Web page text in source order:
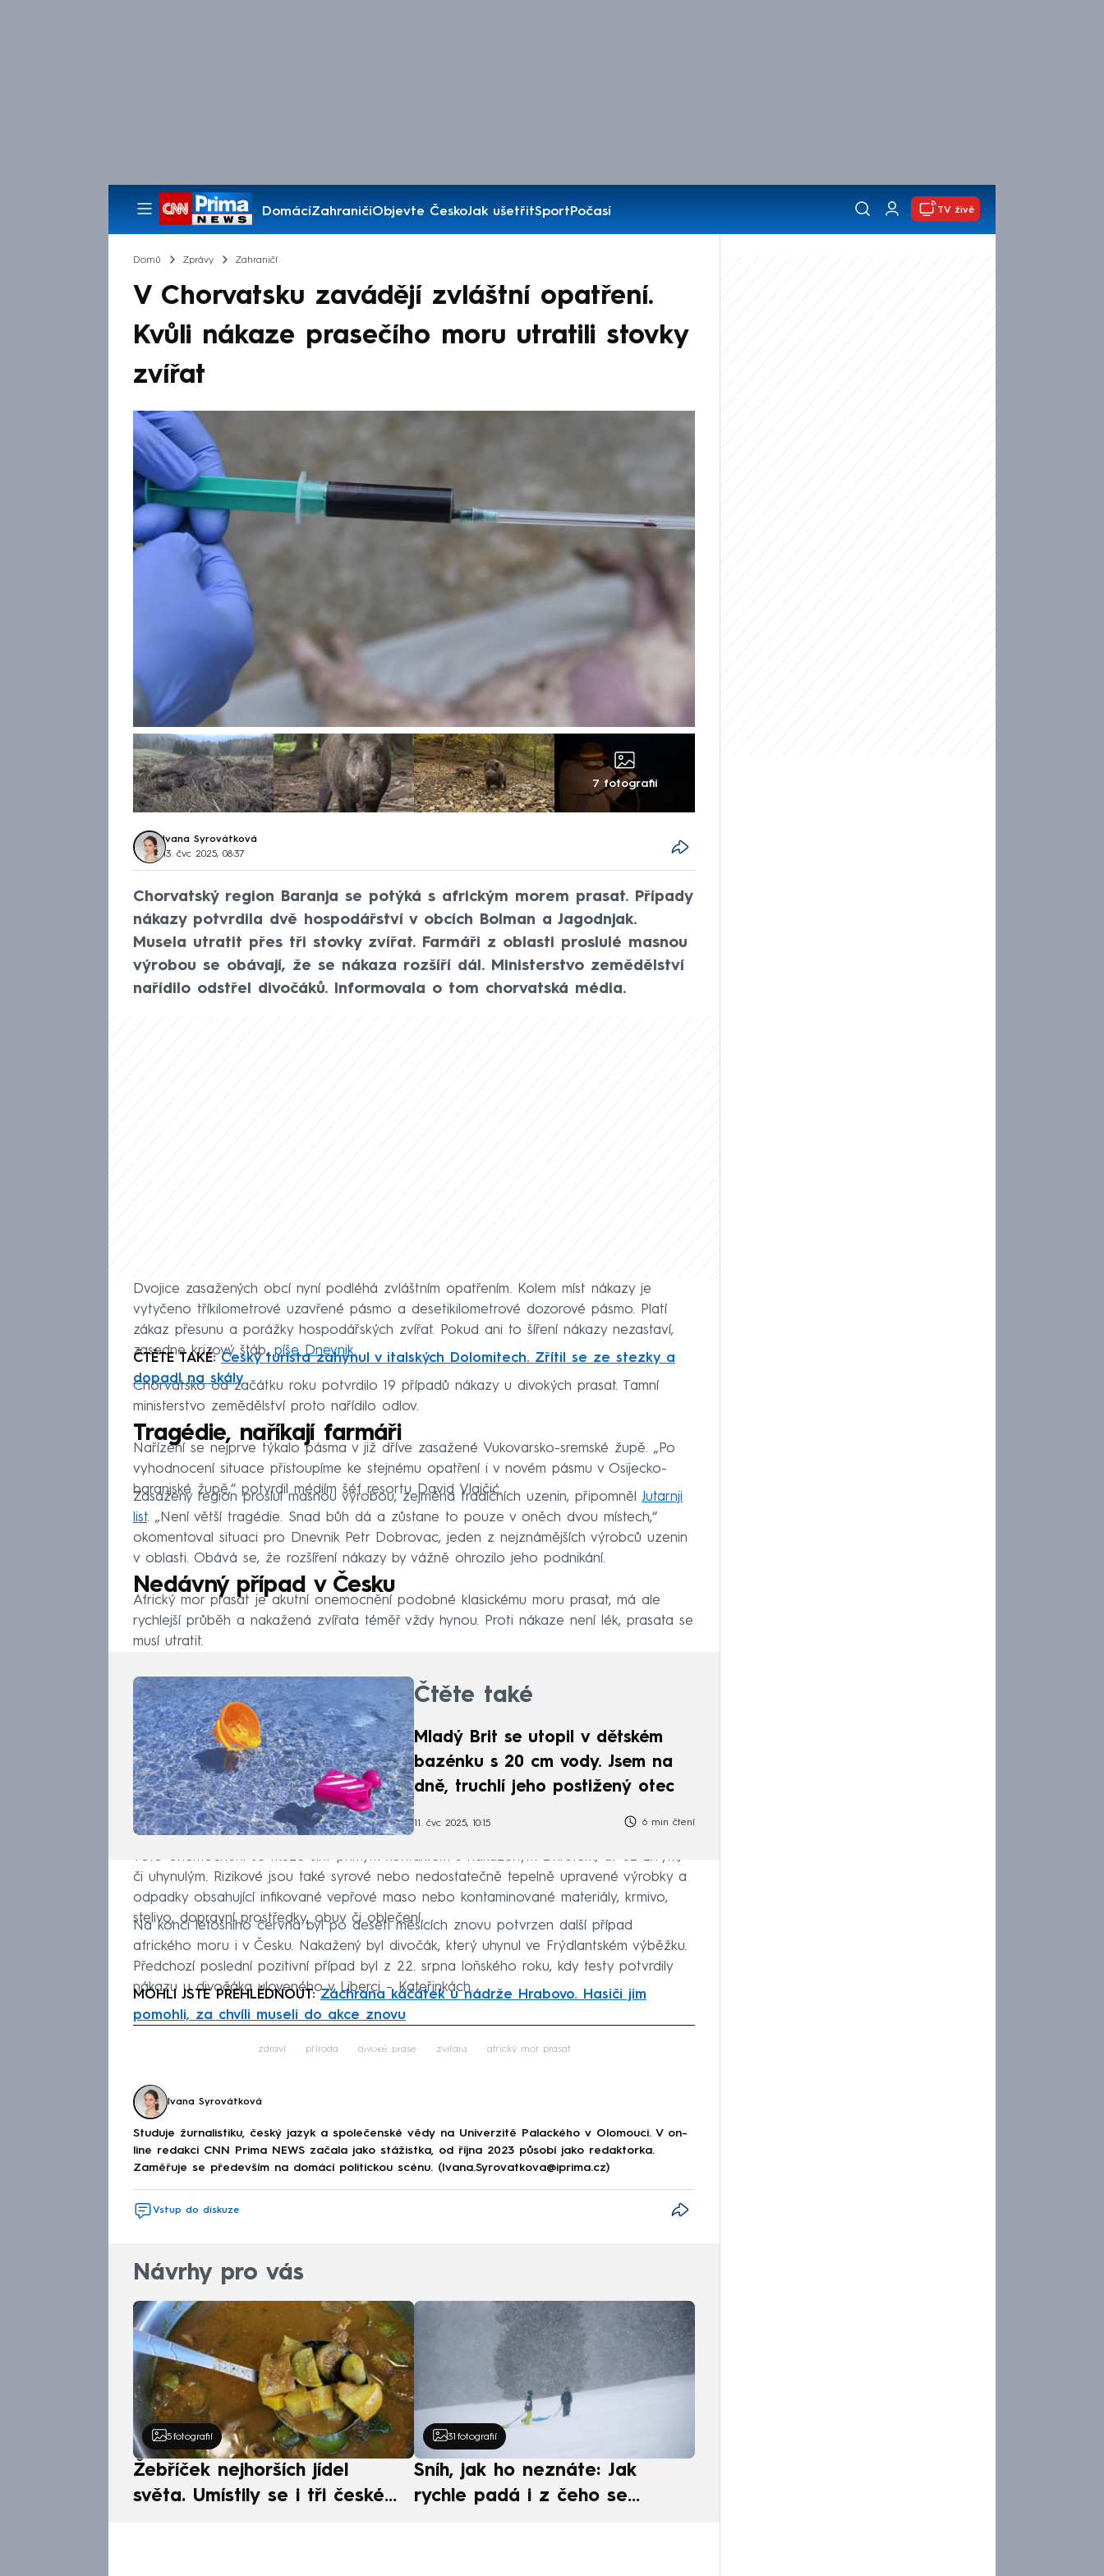
DomácíZahraničíObjevte ČeskoJak ušetřitSportPočasí
Pořady
TV živě
Domů Zprávy Zahraničí
V Chorvatsku zavádějí zvláštní opatření.
Kvůli nákaze prasečího moru utratili stovky
zvířat
7 fotografií
Ivana Syrovátková
13. čvc 2025, 08:37
Chorvatský region Baranja se potýká s africkým morem prasat. Případy
nákazy potvrdila dvě hospodářství v obcích Bolman a Jagodnjak.
Musela utratit přes tři stovky zvířat. Farmáři z oblasti proslulé masnou
výrobou se obávají, že se nákaza rozšíří dál. Ministerstvo zemědělství
nařídilo odstřel divočáků. Informovala o tom chorvatská média.
Dvojice zasažených obcí nyní podléhá zvláštním opatřením. Kolem míst nákazy je
vytyčeno tříkilometrové uzavřené pásmo a desetikilometrové dozorové pásmo. Platí
zákaz přesunu a porážky hospodářských zvířat. Pokud ani to šíření nákazy nezastaví,
zasedne krizový štáb, píše Dnevnik.
ČTĚTE TAKÉ:Český turista zahynul v italských Dolomitech. Zřítil se ze stezky a
dopadl na skály
Chorvatsko od začátku roku potvrdilo 19 případů nákazy u divokých prasat. Tamní
ministerstvo zemědělství proto nařídilo odlov.
Tragédie, naříkají farmáři
Nařízení se nejprve týkalo pásma v již dříve zasažené Vukovarsko-sremské župě. „Po
vyhodnocení situace přistoupíme ke stejnému opatření i v novém pásmu v Osijecko-
baranjské župě,“ potvrdil médiím šéf resortu David Vlajčić.
Zasažený region proslul masnou výrobou, zejména tradičních uzenin, připomněl Jutarnji
list. „Není větší tragédie. Snad bůh dá a zůstane to pouze v oněch dvou místech,“
okomentoval situaci pro Dnevnik Petr Dobrovac, jeden z nejznámějších výrobců uzenin
v oblasti. Obává se, že rozšíření nákazy by vážně ohrozilo jeho podnikání.
Nedávný případ v Česku
Africký mor prasat je akutní onemocnění podobné klasickému moru prasat, má ale
rychlejší průběh a nakažená zvířata téměř vždy hynou. Proti nákaze není lék, prasata se
musí utratit.
Čtěte také
Mladý Brit se utopil v dětském
bazénku s 20 cm vody. Jsem na
dně, truchlí jeho postižený otec
11. čvc 2025, 10:15 6 min čtení
Toto onemocnění se může šířit přímým kontaktem s nakaženým zvířetem, ať už živým,
či uhynulým. Rizikové jsou také syrové nebo nedostatečně tepelně upravené výrobky a
odpadky obsahující infikované vepřové maso nebo kontaminované materiály, krmivo,
stelivo, dopravní prostředky, obuv či oblečení.
Na konci letošního června byl po deseti měsících znovu potvrzen další případ
afrického moru i v Česku. Nakažený byl divočák, který uhynul ve Frýdlantském výběžku.
Předchozí poslední pozitivní případ byl z 22. srpna loňského roku, kdy testy potvrdily
nákazu u divočáka uloveného v Liberci – Kateřinkách.
MOHLI JSTE PŘEHLÉDNOUT:Záchrana káčátek u nádrže Hrabovo. Hasiči jim
pomohli, za chvíli museli do akce znovu
Failed to fetch
zdraví příroda divoké prase zvířata africký mor prasat
Ivana Syrovátková
Studuje žurnalistiku, český jazyk a společenské vědy na Univerzitě Palackého v Olomouci. V on-
line redakci CNN Prima NEWS začala jako stážistka, od října 2023 působí jako redaktorka.
Zaměřuje se především na domácí politickou scénu. (Ivana.Syrovatkova@iprima.cz)
Vstup do diskuze
Návrhy pro vás
5 fotografií
Žebříček nejhorších jídel
světa. Umístily se i tři české
31 fotografií
Sníh, jak ho neznáte: Jak
rychle padá i z čeho se